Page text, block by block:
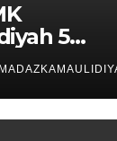
5
HUT